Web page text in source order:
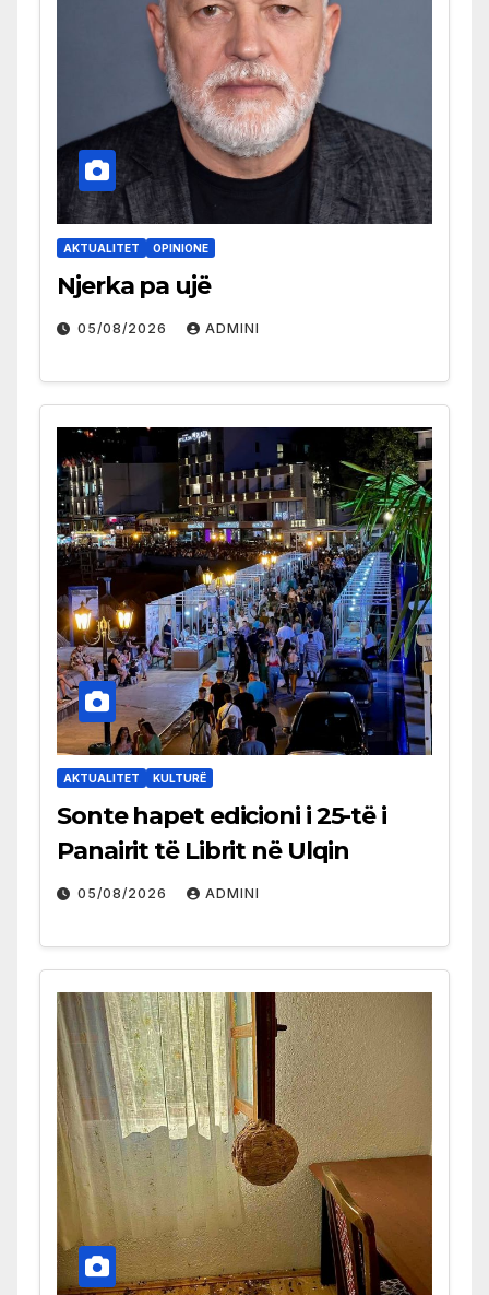
AKTUALITET OPINIONE
Njerka pa ujë
05/08/2026 ADMINI
AKTUALITET KULTURË
Sonte hapet edicioni i 25-të i
Panairit të Librit në Ulqin
05/08/2026 ADMINI